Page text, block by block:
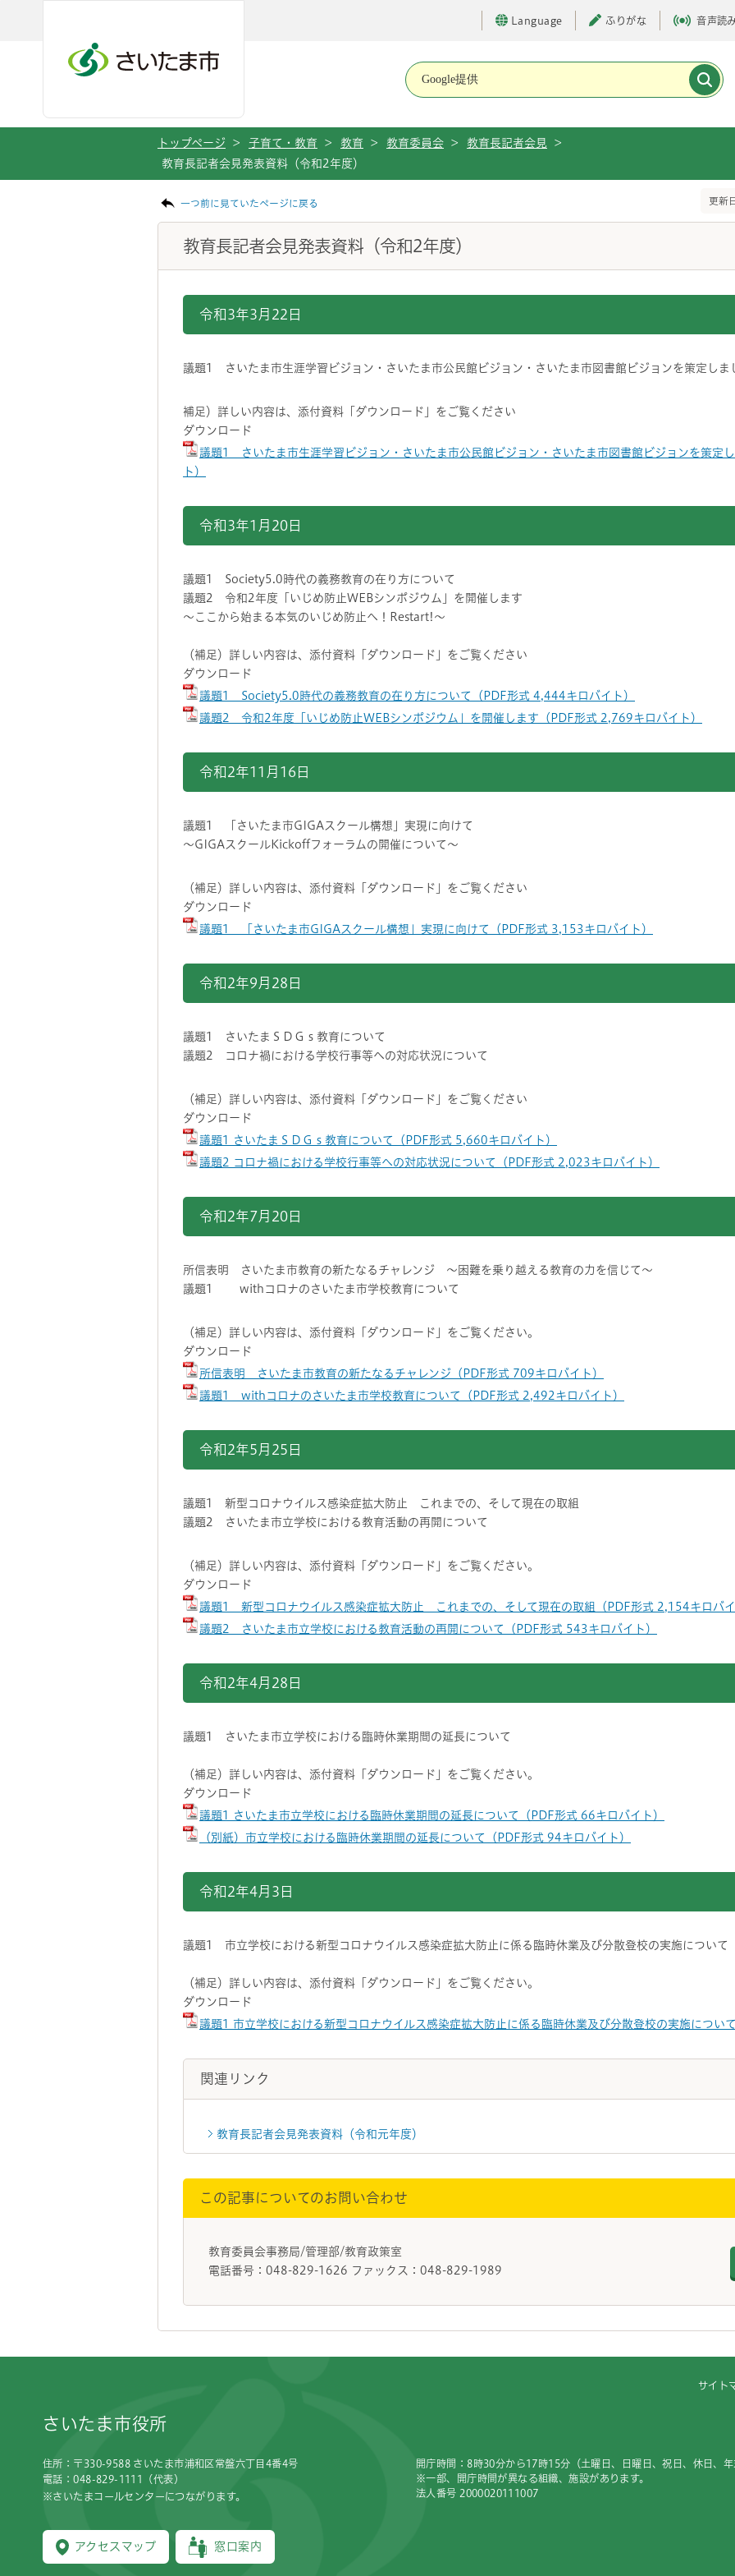
Language ふりがな 音声読
トップページ > 子育て・教育 > 教育 > 教育委員会 > 教育長記者会見
>
教育長記者会見発表資料（令和2年度）
一つ前に見ていたページに戻る 更新
教育長記者会見発表資料（令和2年度）
令和3年3月22日
議題1 さいたま市生涯学習ビジョン・さいたま市公民館ビジョン・さいたま市図書館ビジョンを策定しま
補足）詳しい内容は、添付資料「ダウンロード」をご覧ください
ダウンロード
議題1 さいたま市生涯学習ビジョン・さいたま市公民館ビジョン・さいたま市図書館ビジョンを策定
ト）
令和3年1月20日
議題1 Society5.0時代の義務教育の在り方について
議題2 令和2年度「いじめ防止WEBシンポジウム」を開催します
～ここから始まる本気のいじめ防止へ！Restart!～
（補足）詳しい内容は、添付資料「ダウンロード」をご覧ください
ダウンロード
議題1 Society5.0時代の義務教育の在り方について（PDF形式 4,444キロバイト）
議題2 令和2年度「いじめ防止WEBシンポジウム」を開催します（PDF形式 2,769キロバイト）
令和2年11月16日
議題1 「さいたま市GIGAスクール構想」実現に向けて
～GIGAスクールKickoffフォーラムの開催について～
（補足）詳しい内容は、添付資料「ダウンロード」をご覧ください
ダウンロード
議題1 「さいたま市GIGAスクール構想」実現に向けて（PDF形式 3,153キロバイト）
令和2年9月28日
議題1 さいたまＳＤＧｓ教育について
議題2 コロナ禍における学校行事等への対応状況について
（補足）詳しい内容は、添付資料「ダウンロード」をご覧ください
ダウンロード
議題1 さいたまＳＤＧｓ教育について（PDF形式 5,660キロバイト）
議題2 コロナ禍における学校行事等への対応状況について（PDF形式 2,023キロバイト）
令和2年7月20日
所信表明 さいたま市教育の新たなるチャレンジ ～困難を乗り越える教育の力を信じて～
議題1 withコロナのさいたま市学校教育について
（補足）詳しい内容は、添付資料「ダウンロード」をご覧ください。
ダウンロード
所信表明 さいたま市教育の新たなるチャレンジ（PDF形式 709キロバイト）
議題1 withコロナのさいたま市学校教育について（PDF形式 2,492キロバイト）
令和2年5月25日
議題1 新型コロナウイルス感染症拡大防止 これまでの、そして現在の取組
議題2 さいたま市立学校における教育活動の再開について
（補足）詳しい内容は、添付資料「ダウンロード」をご覧ください。
ダウンロード
議題1 新型コロナウイルス感染症拡大防止 これまでの、そして現在の取組（PDF形式 2,154キロバ
議題2 さいたま市立学校における教育活動の再開について（PDF形式 543キロバイト）
令和2年4月28日
議題1 さいたま市立学校における臨時休業期間の延長について
（補足）詳しい内容は、添付資料「ダウンロード」をご覧ください。
ダウンロード
議題1 さいたま市立学校における臨時休業期間の延長について（PDF形式 66キロバイト）
（別紙）市立学校における臨時休業期間の延長について（PDF形式 94キロバイト）
令和2年4月3日
議題1 市立学校における新型コロナウイルス感染症拡大防止に係る臨時休業及び分散登校の実施について
（補足）詳しい内容は、添付資料「ダウンロード」をご覧ください。
ダウンロード
議題1 市立学校における新型コロナウイルス感染症拡大防止に係る臨時休業及び分散登校の実施につい
関連リンク
教育長記者会見発表資料（令和元年度）
この記事についてのお問い合わせ
教育委員会事務局/管理部/教育政策室
電話番号：048-829-1626 ファックス：048-829-1989
サイト
さいたま市役所
住所：〒330-9588 さいたま市浦和区常盤六丁目4番4号
電話：048-829-1111（代表）
※さいたまコールセンターにつながります。
アクセスマップ 窓口案内
開庁時間：8時30分から17時15分（土曜日、日曜日、祝日、休日、
※一部、開庁時間が異なる組織、施設があります。
法人番号 2000020111007